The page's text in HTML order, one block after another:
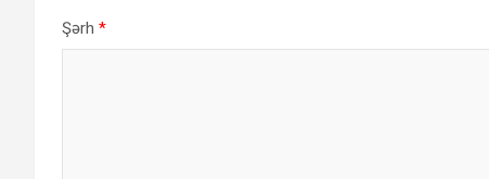
Şərh *